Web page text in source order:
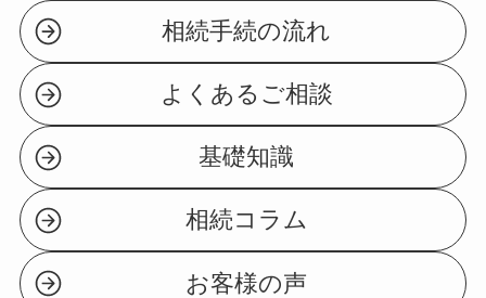
相続手続の流れ
よくあるご相談
基礎知識
相続コラム
お客様の声